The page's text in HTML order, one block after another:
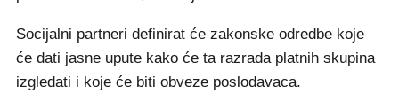
Socijalni partneri definirat će zakonske odredbe koje
će dati jasne upute kako će ta razrada platnih skupina
izgledati i koje će biti obveze poslodavaca.